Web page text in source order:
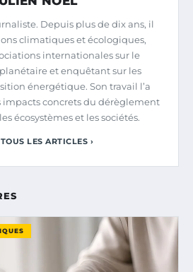
Depuis plus de dix ans, il
climatiques et écologiques,
internationales sur le
et enquêtant sur les
énergétique. Son travail l’a
impacts concrets du dérèglement
écosystèmes et les sociétés.
LES ARTICLES ›